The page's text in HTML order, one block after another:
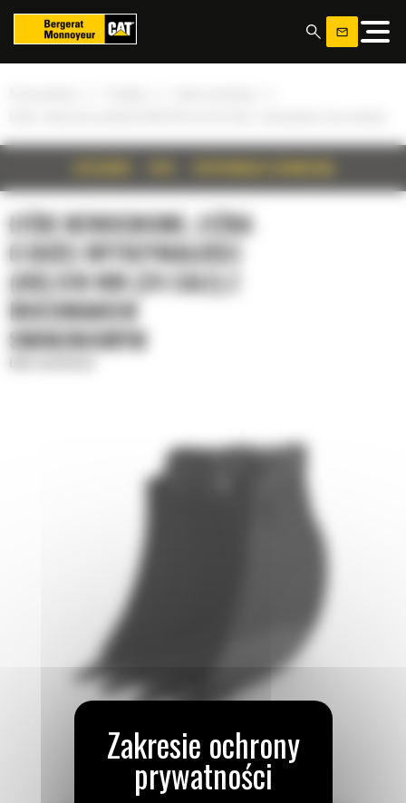
ŁYŻKI WZMOCNIONE, ŁYŻKA
O DUŻEJ WYTRZYMAŁOŚCI
(HD) 610 MM (24 CALE) Z
MOCOWANIEM
SWORZNIOWYM
Panel zarządzania plikami cookies